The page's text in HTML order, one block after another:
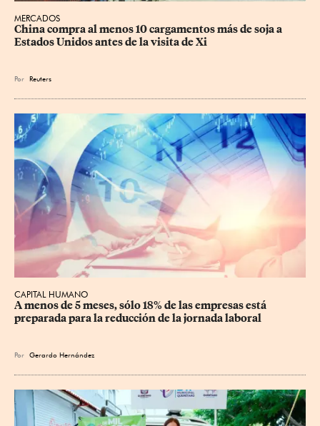
MERCADOS
China compra al menos 10 cargamentos más de soja a
Estados Unidos antes de la visita de Xi
Por Reuters
CAPITAL HUMANO
A menos de 5 meses, sólo 18% de las empresas está
preparada para la reducción de la jornada laboral
Por Gerardo Hernández